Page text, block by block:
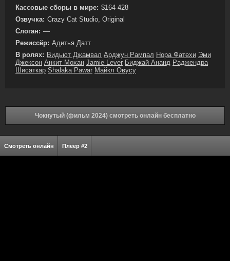
Кассовые сборы в мире: $164 428
Озвучка: Crazy Cat Studio, Original
Слоган: —
Режиссёр: Адитья Датт
В ролях: Видьют Джамвал Арджун Рампал Нора Фатехи Эми
Джексон Анкит Мохан Jamie Lever Биджай Ананд Раджендра
Шисаткар Shalaka Pawar Майкл Овусу
Чокнутый (фильм 2024) смотреть онлайн бесплатно
Смотреть онлайн Плеер #2